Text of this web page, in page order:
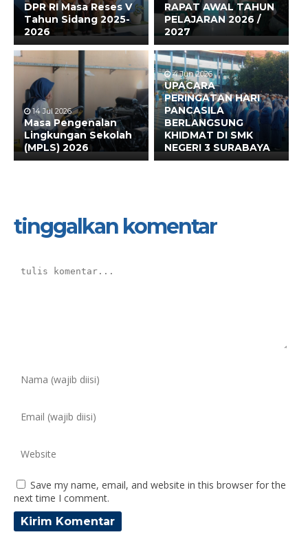
DPR RI Masa Reses V
Tahun Sidang 2025-
2026
RAPAT AWAL TAHUN
PELAJARAN 2026 /
2027
14 Jul 2026
Masa Pengenalan
Lingkungan Sekolah
(MPLS) 2026
4 Jun 2026
UPACARA
PERINGATAN HARI
PANCASILA
BERLANGSUNG
KHIDMAT DI SMK
NEGERI 3 SURABAYA
tinggalkan komentar
Save my name, email, and website in this browser for the
next time I comment.